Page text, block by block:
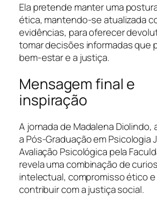
Ela pretende manter uma
ética, mantendo-se atualizada
evidências, para oferecer
tomar decisões informadas que
bem-estar e a justiça.
Mensagem final e
inspiração
A jornada de Madalena Diolindo,
a Pós-Graduação em Psicologia
Avaliação Psicológica pela
revela uma combinação de
intelectual, compromisso ético
contribuir com a justiça social.